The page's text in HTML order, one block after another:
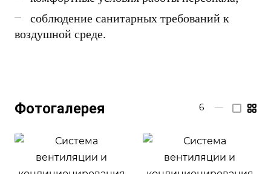
соблюдение санитарных требований к
воздушной среде.
Фотогалерея 6 —